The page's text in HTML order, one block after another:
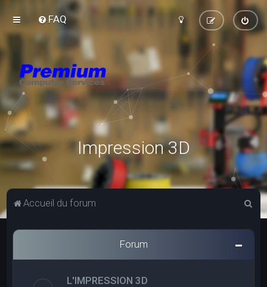
FAQ
Impression 3D
Accueil du forum
c
Forum
L'IMPRESSION 3D